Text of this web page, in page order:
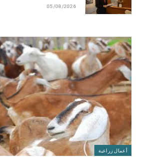
05/08/2026
أعمال زراعية